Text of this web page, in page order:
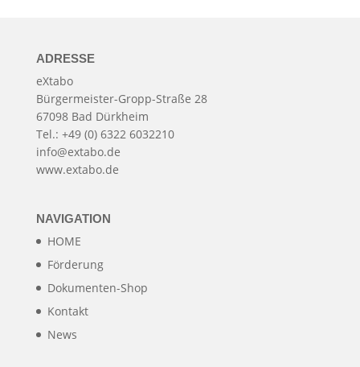
ADRESSE
eXtabo
Bürgermeister-Gropp-Straße 28
67098 Bad Dürkheim
Tel.: +49 (0) 6322 6032210
info@extabo.de
www.extabo.de
NAVIGATION
HOME
Förderung
Dokumenten-Shop
Kontakt
News